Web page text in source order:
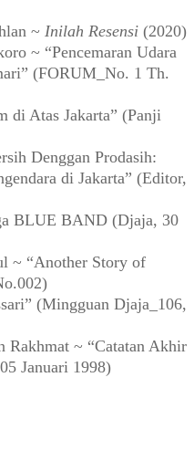
~ Inilah Resensi (2020)
~ “Pencemaran Udara
(FORUM_No. 1 Th.
di Atas Jakarta” (Panji
Denggan Prodasih:
di Jakarta” (Editor,
BLUE BAND (Djaja, 30
~ “Another Story of
(Mingguan Djaja_106,
Rakhmat ~ “Catatan Akhir
Januari 1998)